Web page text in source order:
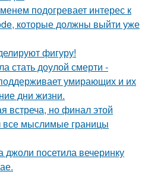
подогревает интерес к
которые должны выйти уже
фигуру!
стать доулой смерти -
умирающих и их
дни жизни.
встреча, но финал этой
все мыслимые границы
посетила вечеринку